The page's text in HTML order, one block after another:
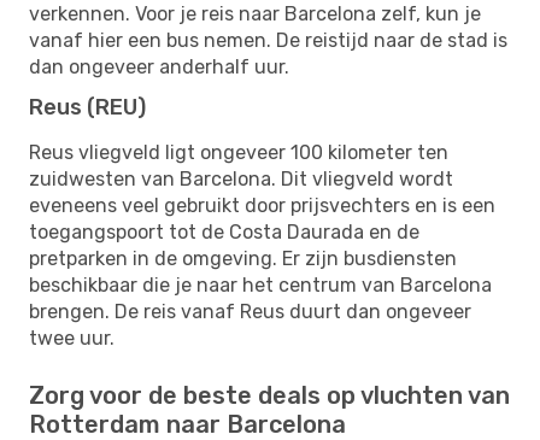
verkennen. Voor je reis naar Barcelona zelf, kun je
vanaf hier een bus nemen. De reistijd naar de stad is
dan ongeveer anderhalf uur.
Reus (REU)
Reus vliegveld ligt ongeveer 100 kilometer ten
zuidwesten van Barcelona. Dit vliegveld wordt
eveneens veel gebruikt door prijsvechters en is een
toegangspoort tot de Costa Daurada en de
pretparken in de omgeving. Er zijn busdiensten
beschikbaar die je naar het centrum van Barcelona
brengen. De reis vanaf Reus duurt dan ongeveer
twee uur.
Zorg voor de beste deals op vluchten van
Rotterdam naar Barcelona